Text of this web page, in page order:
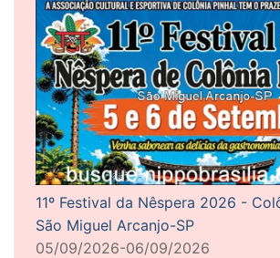
11º Festival da Nêspera 2026 -
São Miguel Arcanjo-SP
05/09/2026-06/09/2026